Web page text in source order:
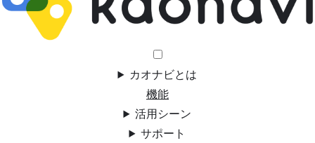
カオナビとは
機能
活用シーン
サポート